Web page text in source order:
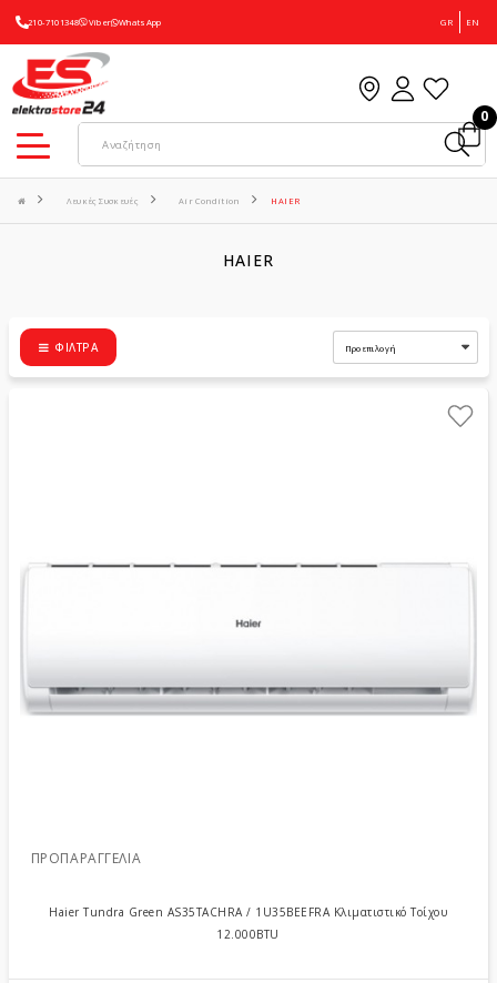
210-7101348 Viber WhatsApp GR EN
0
Λευκές Συσκευές Air Condition HAIER
HAIER
ΦΊΛΤΡΑ
ΠΡΟΠΑΡΑΓΓΕΛΊΑ
Haier Tundra Green AS35TACHRA / 1U35BEEFRA Κλιματιστικό Τοίχου
12.000BTU